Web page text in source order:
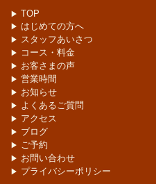
▶ TOP
▶ はじめての方へ
▶ スタッフあいさつ
▶ コース・料金
▶ お客さまの声
▶ 営業時間
▶ お知らせ
▶ よくあるご質問
▶ アクセス
▶ ブログ
▶ ご予約
▶ お問い合わせ
▶ プライバシーポリシー